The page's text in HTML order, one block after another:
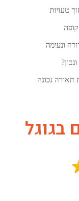
טעויות
ונעימה
נכונה
בגוגל